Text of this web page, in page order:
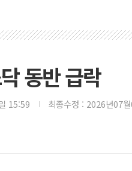
동반 급락
15:59 최종수정 : 2026년07